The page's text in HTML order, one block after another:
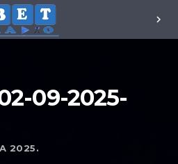
chevron_right
09-2025-
2025.